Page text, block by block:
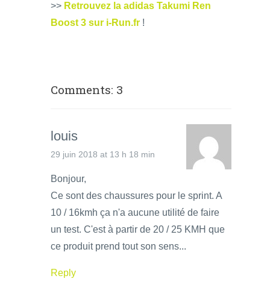
>> Retrouvez la adidas Takumi Ren
Boost 3 sur i-Run.fr !
Comments: 3
louis
29 juin 2018 at 13 h 18 min
Bonjour,
Ce sont des chaussures pour le sprint. A
10 / 16kmh ça n'a aucune utilité de faire
un test. C'est à partir de 20 / 25 KMH que
ce produit prend tout son sens...
Reply